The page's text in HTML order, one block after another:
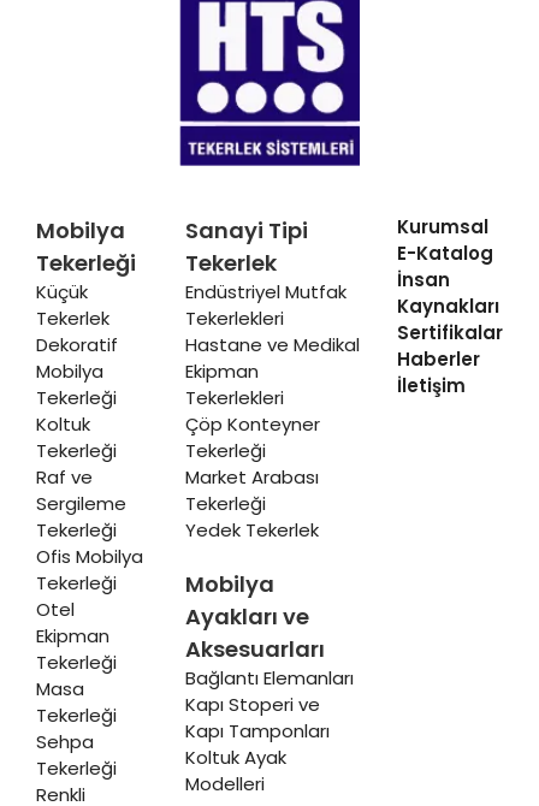
Mobilya
Tekerleği
Küçük
Tekerlek
Dekoratif
Mobilya
Tekerleği
Koltuk
Tekerleği
Raf ve
Sergileme
Tekerleği
Ofis Mobilya
Tekerleği
Otel
Ekipman
Tekerleği
Masa
Tekerleği
Sehpa
Tekerleği
Renkli
Sanayi Tipi
Tekerlek
Endüstriyel Mutfak
Tekerlekleri
Hastane ve Medikal
Ekipman
Tekerlekleri
Çöp Konteyner
Tekerleği
Market Arabası
Tekerleği
Yedek Tekerlek
Mobilya
Ayakları ve
Aksesuarları
Bağlantı Elemanları
Kapı Stoperi ve
Kapı Tamponları
Koltuk Ayak
Modelleri
Kurumsal
E-Katalog
İnsan
Kaynakları
Sertifikalar
Haberler
İletişim